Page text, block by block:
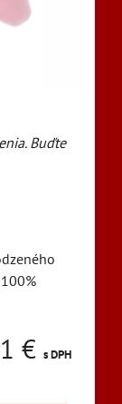
Buďte
€ s DPH